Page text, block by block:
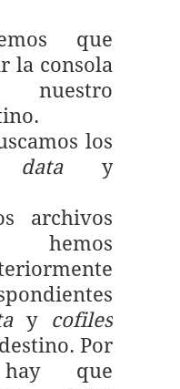
que
la consola
los
data y
archivos
hemos
y cofiles
Por
hay que